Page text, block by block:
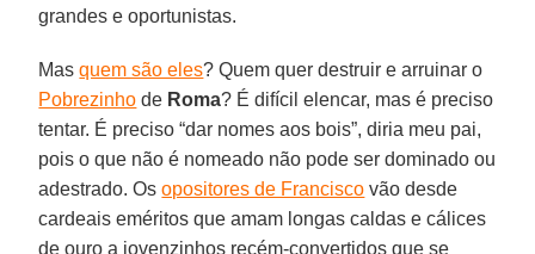
grandes e oportunistas.
Masquem são eles? Quem quer destruir e arruinar o
Pobrezinho de Roma? É difícil elencar, mas é preciso
tentar. É preciso “dar nomes aos bois”, diria meu pai,
pois o que não é nomeado não pode ser dominado ou
adestrado. Osopositores de Francisco vão desde
cardeais eméritos que amam longas caldas e cálices
de ouro a jovenzinhos recém-convertidos que se